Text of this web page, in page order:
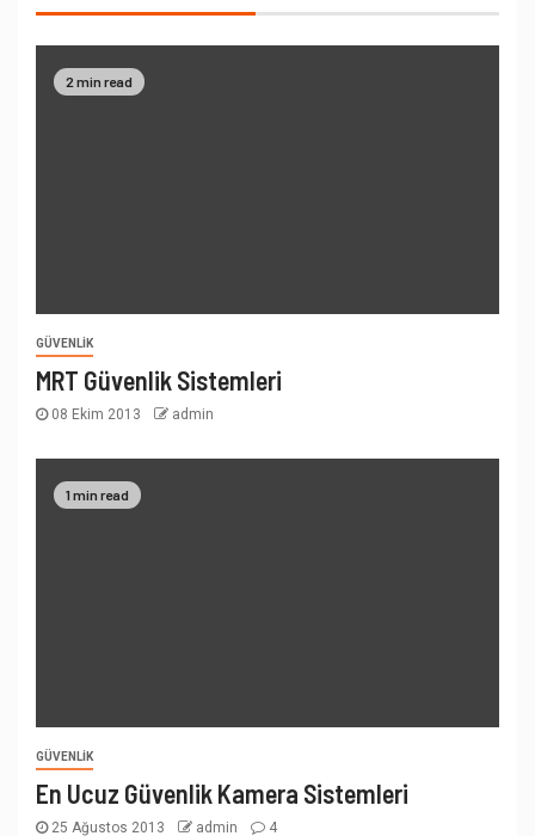
2 min read
GÜVENLIK
MRT Güvenlik Sistemleri
08 Ekim 2013 admin
1 min read
GÜVENLIK
En Ucuz Güvenlik Kamera Sistemleri
25 Ağustos 2013 admin 4